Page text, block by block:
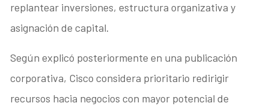
replantear inversiones, estructura organizativa y
asignación de capital.
Según explicó posteriormente en una publicación
corporativa, Cisco considera prioritario redirigir
recursos hacia negocios con mayor potencial de